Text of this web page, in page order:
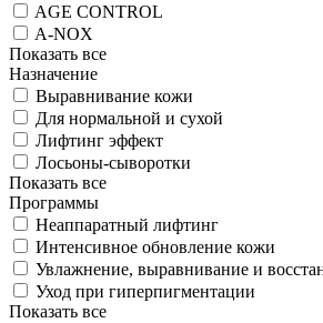
AGE CONTROL
A-NOX
Показать все
Назначение
Выравнивание кожи
Для нормальной и сухой
Лифтинг эффект
Лосьоны-сыворотки
Показать все
Программы
Неаппаратный лифтинг
Интенсивное обновление кожи
Увлажнение, выравнивание и
Уход при гиперпигментации
Показать все